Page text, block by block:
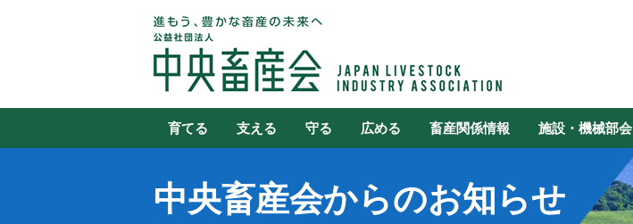
育てる 支える 守る 広める 畜産関係情報 施設・機械部会
中央畜産会からのお知らせ